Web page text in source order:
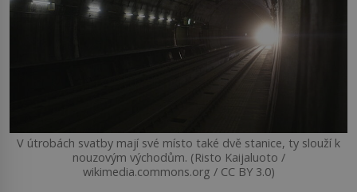
V útrobách svatby mají své místo také dvě stanice, ty slouží k
nouzovým východům. (Risto Kaijaluoto /
wikimedia.commons.org / CC BY 3.0)